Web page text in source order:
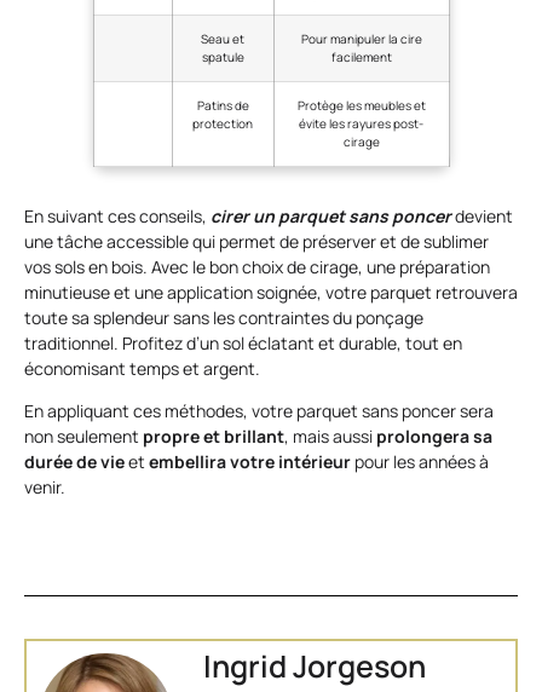
Seau et
spatule
Pour manipuler la cire
facilement
Patins de
protection
Protège les meubles et
évite les rayures post-
cirage
En suivant ces conseils, cirer un parquet sans poncerdevient
une tâche accessible qui permet de préserver et de sublimer
vos sols en bois. Avec le bon choix de cirage, une préparation
minutieuse et une application soignée, votre parquet retrouvera
toute sa splendeur sans les contraintes du ponçage
traditionnel. Profitez d’un sol éclatant et durable, tout en
économisant temps et argent.
En appliquant ces méthodes, votre parquet sans poncer sera
non seulement propre et brillant, mais aussi prolongera sa
durée de vieet embellira votre intérieur pour les années à
venir.
Ingrid Jorgeson